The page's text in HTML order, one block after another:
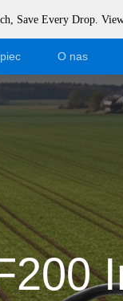
Save Every Drop.
O nas